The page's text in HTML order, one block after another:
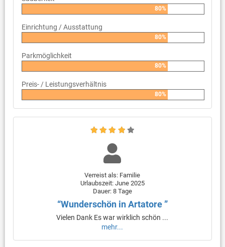
80%
Einrichtung / Ausstattung
80%
Parkmöglichkeit
80%
Preis- / Leistungsverhältnis
80%
Verreist als: Familie
Urlaubszeit: June 2025
Dauer: 8 Tage
“Wunderschön in Artatore ”
Vielen Dank Es war wirklich schön ...
mehr...